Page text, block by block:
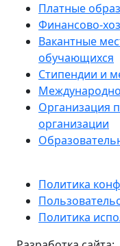
Платные
Финансово-
Вакантные
обучающихся
Стипендии и
Организация
организации
Политика
Политика